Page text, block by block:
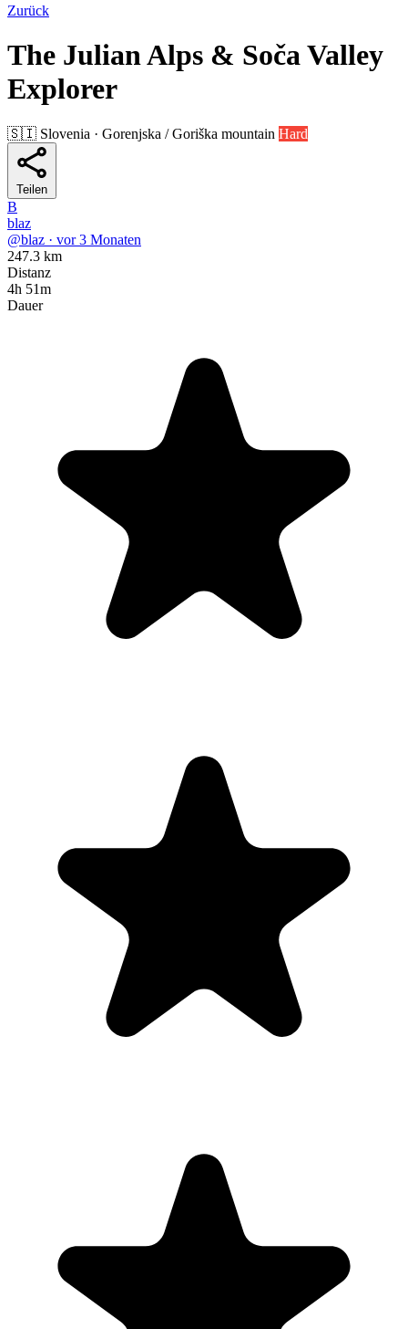
Zurück
The Julian Alps & Soča Valley
Explorer
🇸🇮 Slovenia · Gorenjska / Goriška mountain Hard
Teilen
B
blaz
@blaz · vor 3 Monaten
247.3 km
Distanz
4h 51m
Dauer